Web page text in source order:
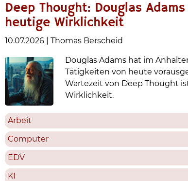
Deep Thought: Douglas
heutige Wirklichkeit
10.07.2026 Thomas Berscheid
Douglas Adams hat im
Tätigkeiten von heute
Wartezeit von Deep Thought
Wirklichkeit.
Arbeit
Computer
EDV
KI